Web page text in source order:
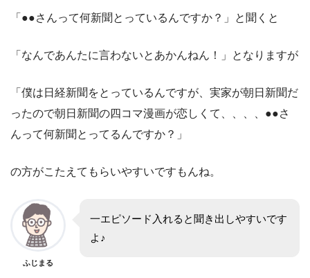
「●●さんって何新聞とっているんですか？」と聞くと
「なんであんたに言わないとあかんねん！」となりますが
「僕は日経新聞をとっているんですが、実家が朝日新聞だ
ったので朝日新聞の四コマ漫画が恋しくて、、、、●●さ
んって何新聞とってるんですか？」
の方がこたえてもらいやすいですもんね。
ふじまる
一エピソード入れると聞き出しやすいです
よ♪